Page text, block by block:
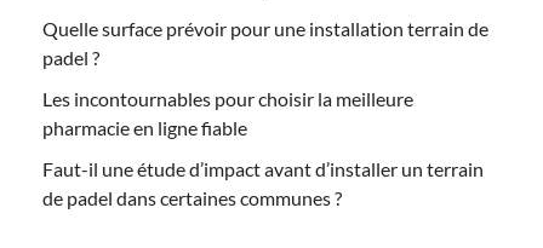
Quelle surface prévoir pour une installation terrain de
padel ?
Les incontournables pour choisir la meilleure
pharmacie en ligne fiable
Faut-il une étude d’impact avant d’installer un terrain
de padel dans certaines communes ?